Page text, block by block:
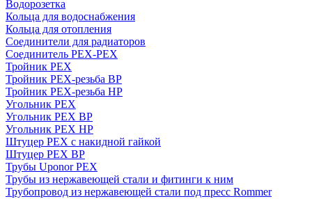
Водорозетка
Кольца для водоснабжения
Кольца для отопления
Соединители для радиаторов
Соединитель PEX-PEX
Тройник PEX
Тройник PEX-резьба ВР
Тройник PEX-резьба НР
Угольник PEX
Угольник PEX ВР
Угольник PEX НР
Штуцер PEX c накидной гайкой
Штуцер PEX ВР
Трубы Uponor PEX
Трубы из нержавеющей стали и фитинги к ним
Трубопровод из нержавеющей стали под пресс Rommer